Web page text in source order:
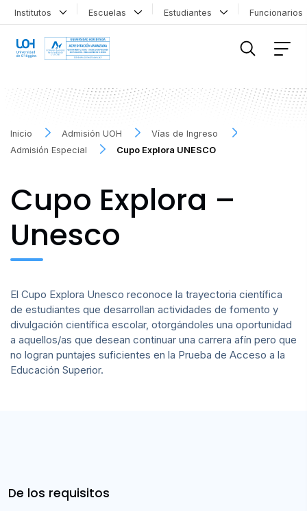
Institutos Escuelas Estudiantes
Inicio Admisión UOH
Vías de Ingreso
Admisión Especial
Cupo Explora UNESCO
Cupo Explora –
Unesco
El Cupo Explora Unesco reconoce la trayectoria científica
de estudiantes que desarrollan actividades de fomento y
divulgación científica escolar, otorgándoles una oportunidad
a aquellos/as que desean continuar una carrera afín pero que
no logran puntajes suficientes en la Prueba de Acceso a la
Educación Superior.
De los requisitos